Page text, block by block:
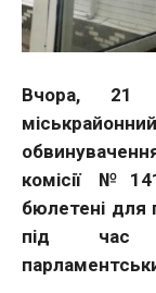
Вчора, 21
міськрайонний
комісії
бюлетені для
під час